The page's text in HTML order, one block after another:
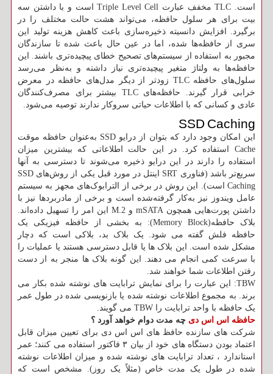
است. TLC مخفف عبارت Triple Level Cell است و با داشتن سه
بیت برای هر سلول حافظه، می‌تواند هشت حالت مختلف را در
برگیرد. افزایش دانسیته ذخیره‌سازی باعث کاهش هزینه تولید این
سری از حافظه‌ها شده، اما در عین حال باعث شده تا سازندگان
مجبور به استفاده از سیستم‌های تصحیح خطای پیچیده‌تری باشند. این
حافظه‌ها به ولتاژ متغیر پیچیده‌تری نیاز داشته و به‌نظر می‌رسد
سلول‌های حافظه TLC زودتر از دیگر مدل‌های حافظه در معرض
خرابی قرار گیرند. حافظه‌های TLC بیشتر برای مصرف‌کنندگان
عادی و کسانی که با اطلاعات حیاتی سروکار ندارند توصیه می‌شود.
SSD Caching
این امکان وجود دارد که بتوان از درایو SSD به‌عنوان حافظه موقت
Cache استفاده کرد. در این حالت اطلاعاتی که بیشترین میزان
استفاده را دارند در این درایو ذخیره می‌شوند تا دسترسی به آنها
سریع‌تر باشد (فناوری SRT اینتل در مورد قبل یکی از روش‌های SSD
Caching است). این روش در برخی از الترابوک‌های مجهز به سیستم
عامل ویندوز نیز به‌کار گرفته‌شده است و برخی از مادربردها نیز با
داشتن پورت‌هایی همچون mSATA و M.2 این امر را تسهیل داده‌اند.
بلاک حافظه(Memory Block): به بخشی از حافظه فیزیکی یک
حافظه فلش گفته می شود. یک بلاک بد، بلاکی است که دچار
مشکل شده است. این بلاک ها یا قابل دسترسی هستند یا عملیات را
با سرعت کمی انجام می دهند. این گونه بلاک ها منجر به از دست
رفتن اطلاعات شما خواهند شد.
TBW: این عبارت را برای نمایش ترابایت های نوشته شده بکار می
برند. به مجموع اطلاعات نوشته شده یا بازنویسی شده در طول عمر
یک حافظه با واحد ترابایت را TBW می گویند.
حافظه اس اس دی چه مدت دوام خواهد آورد ؟
شرکت های سازنده حافظ های اس اس دی برای تعیین میزان قابل
اعتماد بودن دستگاه های خود از بیان ۳ فاکتور استفاده می کنند؛ عمر
استاندارد ، تعداد ترابایت های نوشته شده و میزان اطلاعات نوشته
شده در طول یک مدت خاص (مثلاً یک روز). مشخص است که